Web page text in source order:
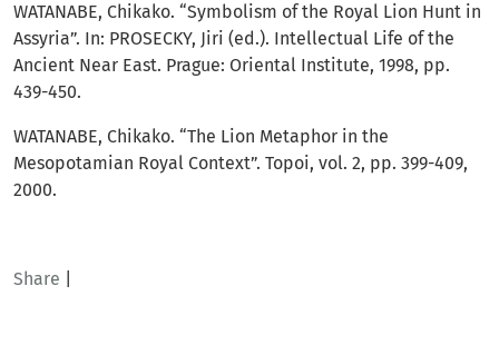
Share
WATANABE, Chikako. “Symbolism of the Royal Lion Hunt in
Assyria”. In: PROSECKY, Jiri (ed.). Intellectual Life of the
Ancient Near East. Prague: Oriental Institute, 1998, pp.
439-450.
WATANABE, Chikako. “The Lion Metaphor in the
Mesopotamian Royal Context”. Topoi, vol. 2, pp. 399-409,
2000.